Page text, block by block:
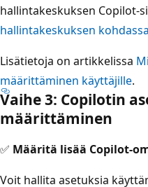
hallintakeskuksen Copilot-
hallintakeskuksen
Lisätietoja on artikkelissa
määrittäminen käyttäjille.
Vaihe 3: Copilotin
määrittäminen
✅ Määritä lisää Copilot-
Voit hallita asetuksia